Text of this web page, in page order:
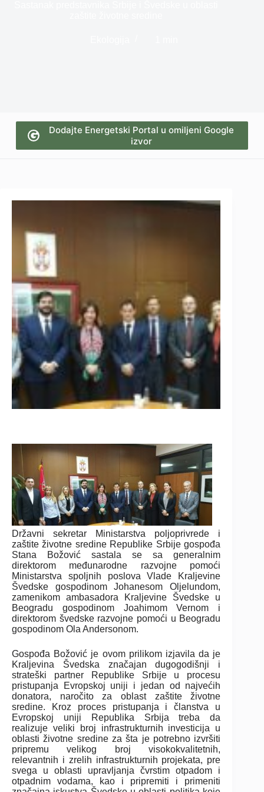
Dodajte Energetski Portal u omiljeni Google
izvor
Državni sekretar Ministarstva poljoprivrede i
zaštite životne sredine Republike Srbije gospođa
Stana Božović sastala se sa generalnim
direktorom međunarodne razvojne pomoći
Ministarstva spoljnih poslova Vlade Kraljevine
Švedske gospodinom Johanesom Oljelundom,
zamenikom ambasadora Kraljevine Švedske u
Beogradu gospodinom Joahimom Vernom i
direktorom švedske razvojne pomoći u Beogradu
gospodinom Ola Andersonom.
Gospođa Božović je ovom prilikom izjavila da je
Kraljevina Švedska značajan dugogodišnji i
strateški partner Republike Srbije u procesu
pristupanja Evropskoj uniji i jedan od najvećih
donatora, naročito za oblast zaštite životne
sredine. Kroz proces pristupanja i članstva u
Evropskoj uniji Republika Srbija treba da
realizuje veliki broj infrastrukturnih investicija u
oblasti životne sredine za šta je potrebno izvršiti
pripremu velikog broj visokokvalitetnih,
relevantnih i zrelih infrastrukturnih projekata, pre
svega u oblasti upravljanja čvrstim otpadom i
otpadnim vodama, kao i pripremiti i primeniti